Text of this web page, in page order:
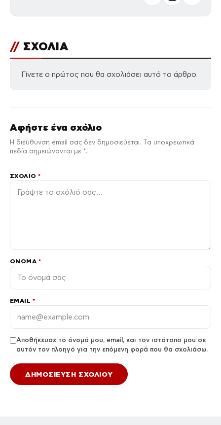
// ΣΧΟΛΙΑ
Γίνετε ο πρώτος που θα σχολιάσει αυτό το άρθρο.
Αφήστε ένα σχόλιο
Η διεύθυνση email σας δεν δημοσιεύεται. Τα υποχρεωτικά
πεδία σημειώνονται με *.
ΣΧΌΛΙΟ*
ΌΝΟΜΑ *
EMAIL *
Αποθήκευσε το όνομά μου, email, και τον ιστότοπο μου σε
αυτόν τον πλοηγό για την επόμενη φορά που θα σχολιάσω.